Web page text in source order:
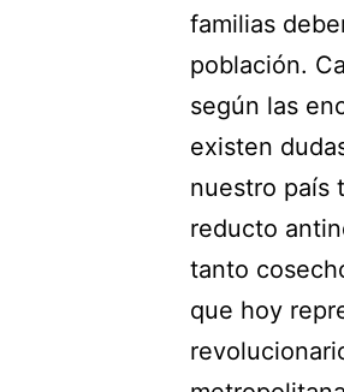
familias
población.
según las
existen
nuestro país
reducto
tanto
que hoy